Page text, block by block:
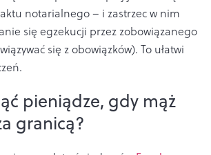
notarialnego – i zastrzec w nim
się egzekucji przez zobowiązanego
się z obowiązków). To ułatwi
pieniądze, gdy mąż
granicą?